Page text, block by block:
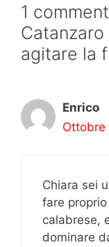
1
agitare la
Enrico
Ottobre
Chiara sei
fare
calabrese,
dominare